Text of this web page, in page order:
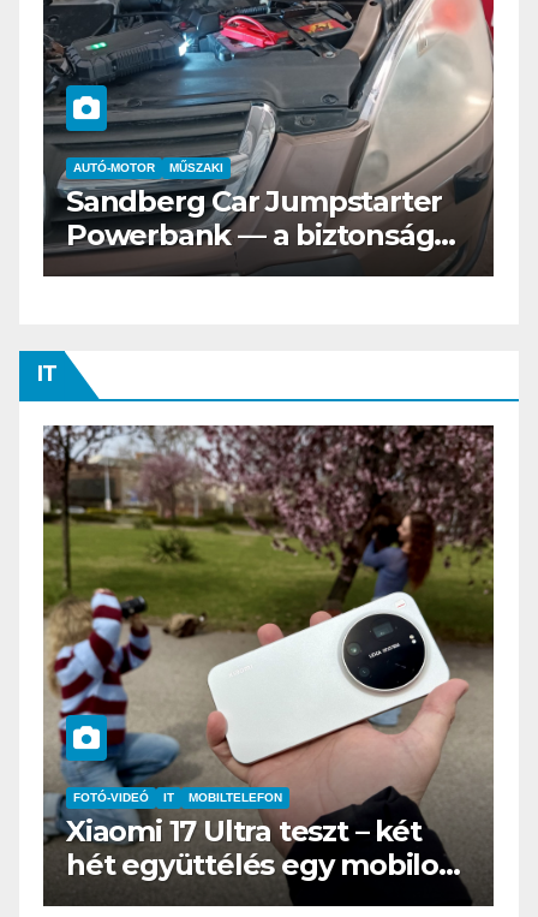
AUTÓ-MOTOR ELEKTROMOS
Az új Nissan LEAF csak a
Tesztvilágra vár!
IT
IT MŰSZAKI
BOOX Go 10.3 teszt – Amikor
az e-book olvasó felnő, és
öltönyt húz